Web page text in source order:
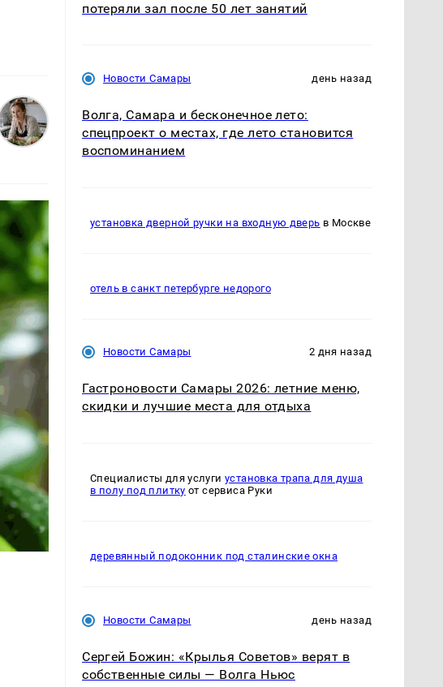
потеряли зал после 50 лет занятий
Новости Самары день назад
Волга, Самара и бесконечное лето:
спецпроект о местах, где лето становится
воспоминанием
установка дверной ручки на входную дверь в Москве
отель в санкт петербурге недорого
Новости Самары 2 дня назад
Гастроновости Самары 2026: летние меню,
скидки и лучшие места для отдыха
Специалисты для услугиустановка трапа для душа
в полу под плитку от сервиса Руки
деревянный подоконник под сталинские окна
Новости Самары день назад
Сергей Божин: «Крылья Советов» верят в
собственные силы — Волга Ньюс